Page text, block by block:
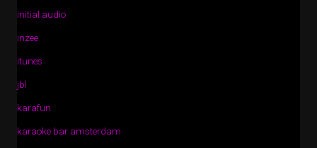
initial audio
inzee
itunes
jbl
karafun
karaoke bar amsterdam